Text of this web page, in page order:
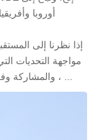
أوروبا
إذا نظرنا إلى
مواجهة التحديات